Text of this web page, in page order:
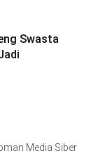
Swasta
Media Siber